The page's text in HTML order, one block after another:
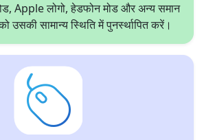
Apple लोगो, हेडफोन मोड और अन्य समान
उसकी सामान्य स्थिति में पुनर्स्थापित करें।